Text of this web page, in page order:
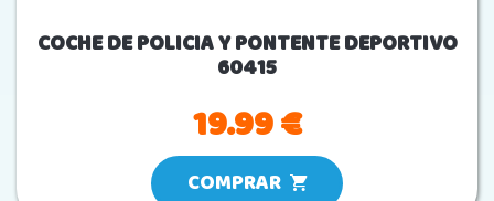
COCHE DE POLICIA Y PONTENTE DEPORTIVO
60415
19.99 €
COMPRAR